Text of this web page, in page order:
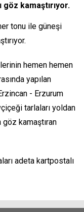
göz kamaştırıyor.
tonu ile güneşi
hemen hemen
yapılan
- Erzurum
tarlaları yoldan
göz kamaştıran
adeta kartpostalı